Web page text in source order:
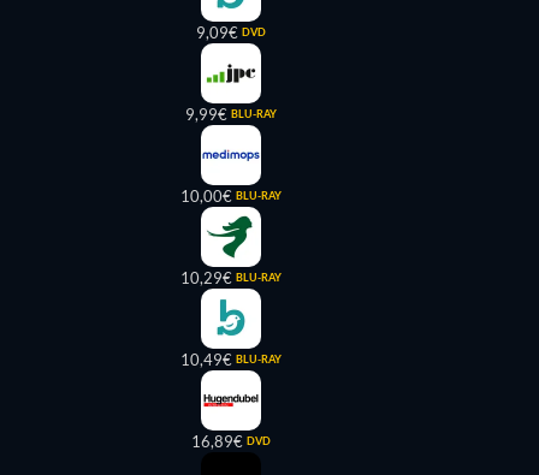
9,09€ DVD
9,99€ BLU-RAY
10,00€ BLU-RAY
10,29€ BLU-RAY
10,49€ BLU-RAY
16,89€ DVD